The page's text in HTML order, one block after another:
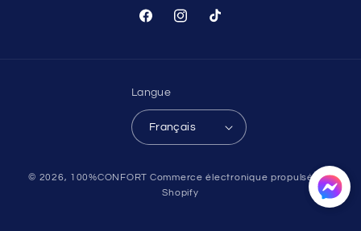
FacebookInstagram
TikTok
Langue
Français
de
© 2026, 100%CONFORT Commerce électronique propulsé par
Shopify